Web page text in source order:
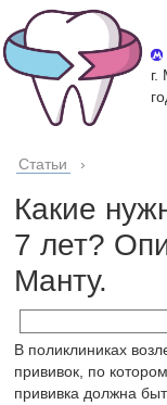
Статьи ›
Какие
7 лет?
Манту.
В поликлиниках
прививок, по
прививка должна